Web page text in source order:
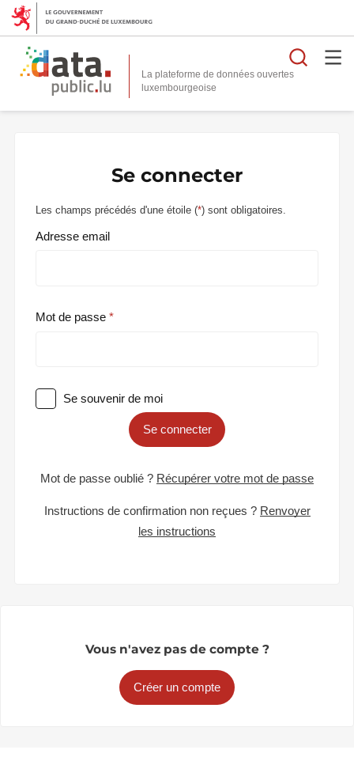
La plateforme de données ouvertes
Se connecter
Les champs précédés d'une étoile (*) sont obligatoires.
Adresse email
Mot de passe
Se souvenir de moi
Se connecter
Mot de passe oublié ? Récupérer votre mot de passe
Instructions de confirmation non reçues ? Renvoyer
les instructions
Vous n'avez pas de compte ?
Créer un compte